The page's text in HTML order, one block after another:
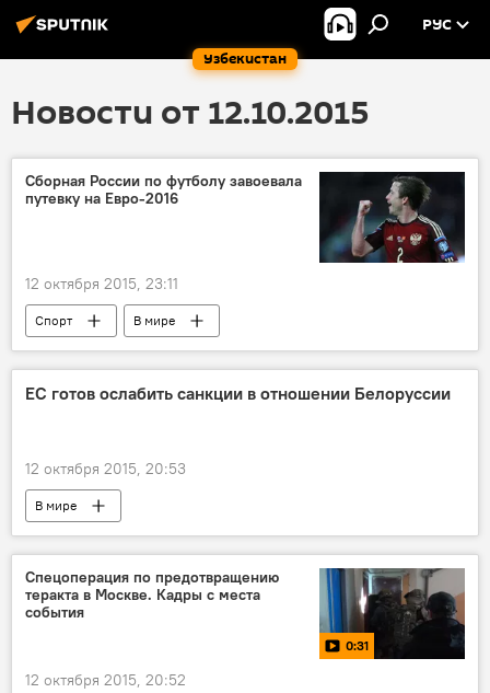
Узбекистан
РУС
Новости от 12.10.2015
Сборная России по футболу завоевала
путевку на Евро-2016
12 октября 2015, 23:11
Спорт В мире
ЕС готов ослабить санкции в отношении Белоруссии
12 октября 2015, 20:53
В мире
Спецоперация по предотвращению
теракта в Москве. Кадры с места
события
0:31
12 октября 2015, 20:52